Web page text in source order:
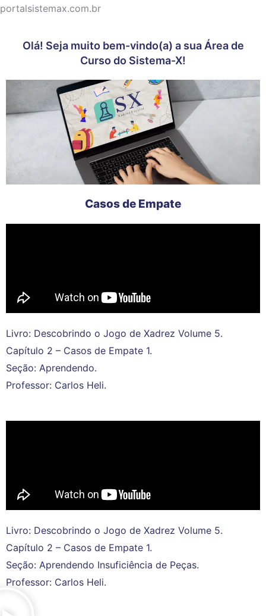
portalsistemax.com.brIr
o
conteúdo
Olá! Seja muito bem-vindo(a) a sua Área de
Curso do Sistema-X!
Casos de Empate
Livro: Descobrindo o Jogo de Xadrez Volume 5.
Capítulo 2 – Casos de Empate 1.
Seção: Aprendendo.
Professor: Carlos Heli.
Livro: Descobrindo o Jogo de Xadrez Volume 5.
Capítulo 2 – Casos de Empate 1.
Seção: Aprendendo Insuficiência de Peças.
Professor: Carlos Heli.